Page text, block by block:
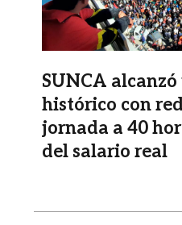
SUNCA
histórico con
jornada a 40
del salario real